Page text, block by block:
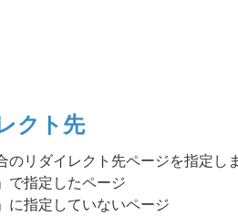
クト先
リダイレクト先ページを指定し
」で指定したページ
」に指定していないページ